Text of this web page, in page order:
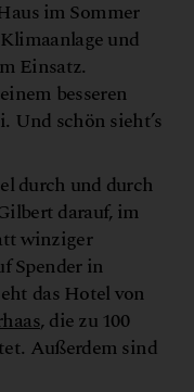
im Sommer
und
Einsatz.
besseren
Und schön sieht’s
durch und durch
darauf, im
winziger
Spender in
das Hotel von
, die zu 100
Außerdem sind